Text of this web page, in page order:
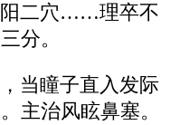
阳二穴……理卒不
分。
当瞳子直入发际
主治风眩鼻塞。